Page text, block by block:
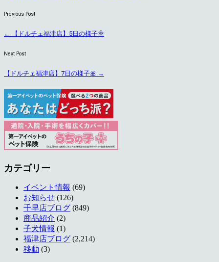
Previous Post
← 【ドルチェ福津店】5日の様子🌞
Next Post
【ドルチェ福津店】7日の様子🎀 →
カテゴリー
イベント情報 (69)
お知らせ (126)
千早店ブログ (849)
商品紹介 (2)
子犬情報 (1)
福津店ブログ (2,214)
移動 (3)